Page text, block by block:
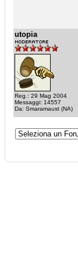
utopia
Reg.: 29 Mag 2004
Messaggi: 14557
Da: Smaramaust (NA)